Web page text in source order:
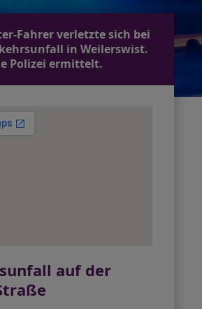
Fahrer verletzte sich bei
in Weilerswist.
Polizei ermittelt.
auf der